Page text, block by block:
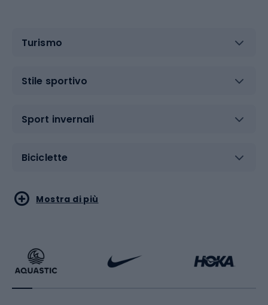
Turismo
Stile sportivo
Sport invernali
Biciclette
Sport acquatici
Bikepacking
Sport di arti marziali
Sport con le racchette
Mostra di più